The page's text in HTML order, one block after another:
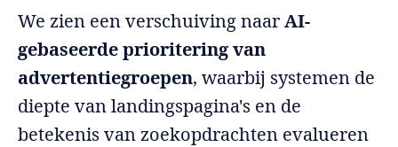
We zien een verschuiving naarAI-
gebaseerde prioritering van
advertentiegroepen, waarbij systemen de
diepte van landingspagina's en de
betekenis van zoekopdrachten evalueren